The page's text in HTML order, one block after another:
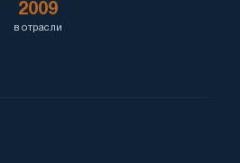
2009
в отрасли